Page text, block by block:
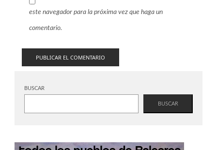
este navegador para la próxima vez que haga un
comentario.
BUSCAR
BUSCAR